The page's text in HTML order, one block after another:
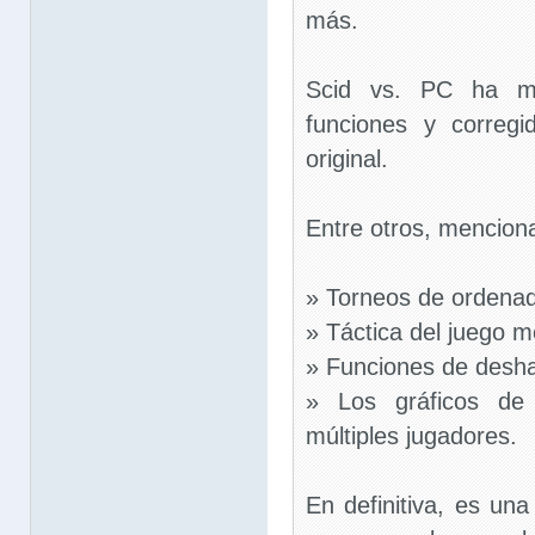
más.
Scid vs. PC ha
funciones y
original.
Entre otros,
» Torneos de
» Táctica del juego
» Funciones de
» Los gráficos de
múltiples jugadores.
En definitiva, es